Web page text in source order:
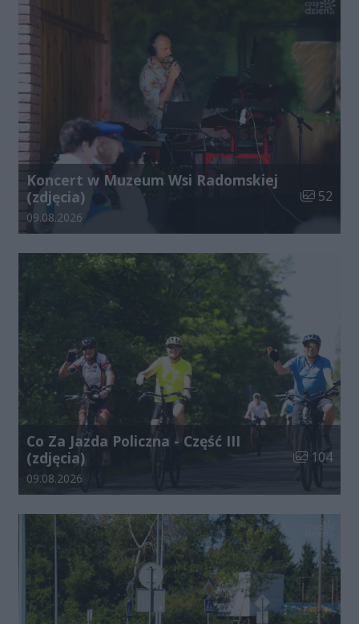
Koncert w Muzeum Wsi Radomskiej
(zdjęcia)
Liczba
52
Data dodania galerii:
09.08.2026
Co Za Jazda Policzna - Część III
(zdjęcia)
Liczba
104
Data dodania galerii:
09.08.2026